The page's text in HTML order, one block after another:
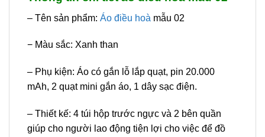
– Tên sản phẩm: Áo điều hoà mẫu 02
− Màu sắc: Xanh than
– Phụ kiện: Áo có gắn lỗ lắp quạt, pin 20.000
mAh, 2 quạt mini gắn áo, 1 dây sạc điện.
– Thiết kế: 4 túi hộp trước ngực và 2 bên quần
giúp cho người lao động tiện lợi cho việc để đồ